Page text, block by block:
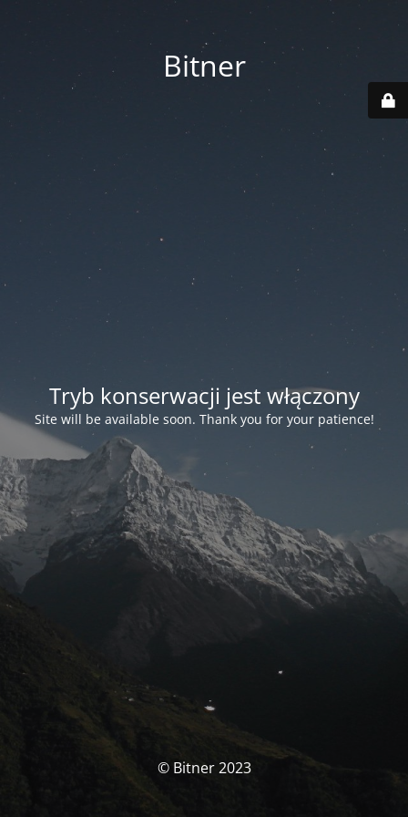
Bitner
Tryb konserwacji jest włączony
Site will be available soon. Thank you for your patience!
© Bitner 2023